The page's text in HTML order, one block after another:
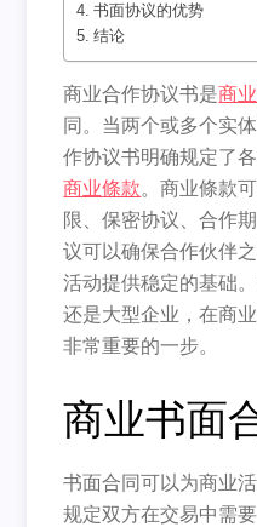
书面协议的优势
结论
商业合作协议书是商
同。当两个或多个实
作协议书明确规定了
商业條款。商业條款
限、保密协议、合作
议可以确保合作伙伴
活动提供稳定的基础
还是大型企业，在商
非常重要的一步。
商业书面
书面合同可以为商业
规定双方在交易中需